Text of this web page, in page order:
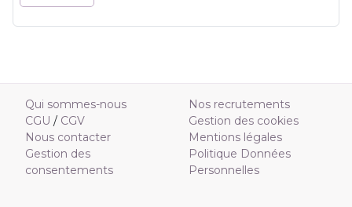
Qui sommes-nous
CGU / CGV
Nous contacter
Gestion des
consentements
Nos recrutements
Gestion des cookies
Mentions légales
Politique Données
Personnelles